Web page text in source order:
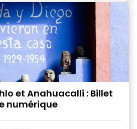
et Anahuacalli : Billet
numérique